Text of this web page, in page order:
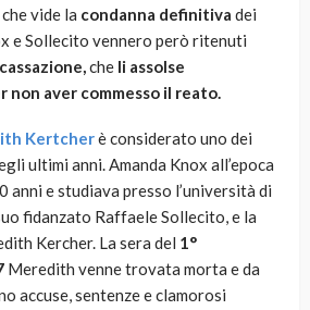
che vide la condanna definitiva dei
e Sollecito vennero però ritenuti
cassazione,che li assolse
aver commesso il reato.
Kertcherè considerato uno dei
ultimi anni. Amanda Knox all’epoca
anni e studiava presso l’università di
fidanzato Raffaele Sollecito, e la
Kercher. La sera del 1°
Meredith venne trovata morta e da
accuse, sentenze e clamorosi